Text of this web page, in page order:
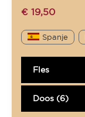
€ 19,50
Spanje
Fles
Doos (6)